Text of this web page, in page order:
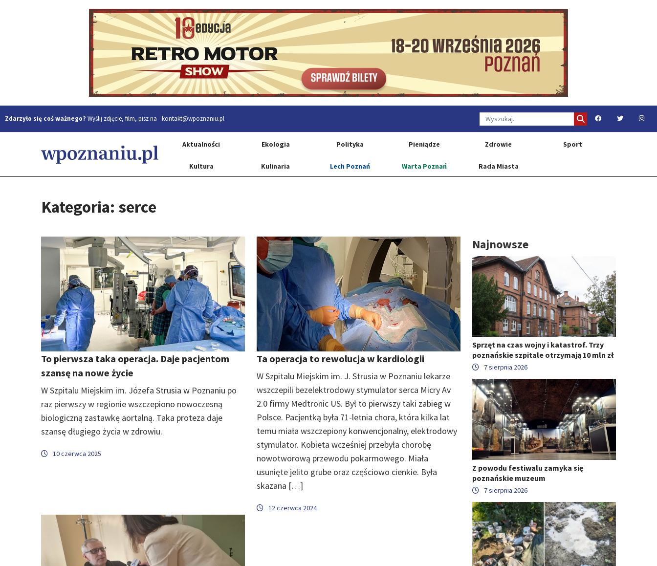
Zdarzyło się coś ważnego? Wyślij zdjęcie, film, pisz na -kontakt@wpoznaniu.pl
Aktualności Ekologia Polityka Pieniądze Zdrowie Sport
Kultura Kulinaria Lech Poznań Warta Poznań Rada Miasta
Kategoria: serce
To pierwsza taka operacja. Daje pacjentom
szansę na nowe życie
W Szpitalu Miejskim im. Józefa Strusia w Poznaniu po
raz pierwszy w regionie wszczepiono nowoczesną
biologiczną zastawkę aortalną. Taka proteza daje
szansę długiego życia w zdrowiu.
10 czerwca 2025
Ta operacja to rewolucja w kardiologii
W Szpitalu Miejskim im. J. Strusia w Poznaniu lekarze
wszczepili bezelektrodowy stymulator serca Micry Av
2.0 firmy Medtronic US. Był to pierwszy taki zabieg w
Polsce. Pacjentką była 71-letnia chora, która kilka lat
temu miała wszczepiony konwencjonalny, elektrodowy
stymulator. Kobieta wcześniej przebyła chorobę
nowotworową przewodu pokarmowego. Miała
usunięte jelito grube oraz częściowo cienkie. Była
skazana […]
12 czerwca 2024
Najnowsze
Sprzęt na czas wojny i katastrof. Trzy
poznańskie szpitale otrzymają 10 mln zł
7 sierpnia 2026
Z powodu festiwalu zamyka się
poznańskie muzeum
7 sierpnia 2026